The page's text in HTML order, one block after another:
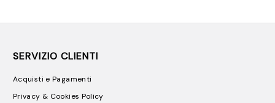
SERVIZIO CLIENTI
Acquisti e Pagamenti
Privacy & Cookies Policy